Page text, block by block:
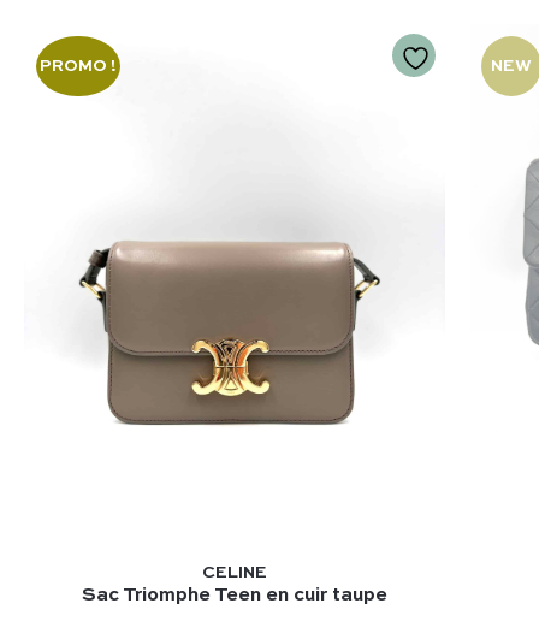
PROMO !
CELINE
Sac Triomphe Teen en cuir taupe
NEW